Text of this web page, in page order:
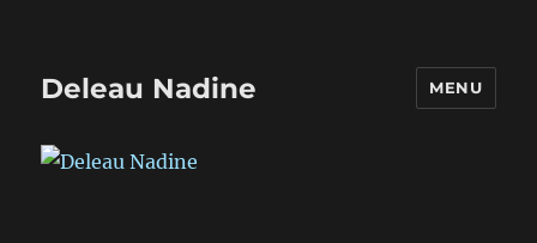
Deleau Nadine MENU